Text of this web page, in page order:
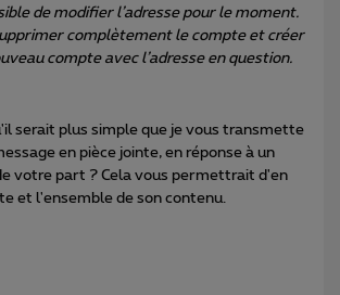
de modifier l’adresse pour le moment.
complètement le compte et créer
compte avec l’adresse en question.
serait plus simple que je vous transmette
en pièce jointe, en réponse à un
votre part ? Cela vous permettrait d'en
et l'ensemble de son contenu.